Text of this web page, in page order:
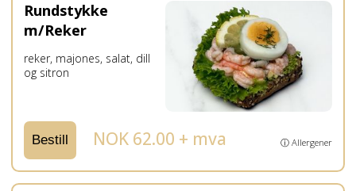
Rundstykke
m/Reker
reker, majones, salat, dill
og sitron
Bestill NOK 62.00 + mva ⓘ Allergener